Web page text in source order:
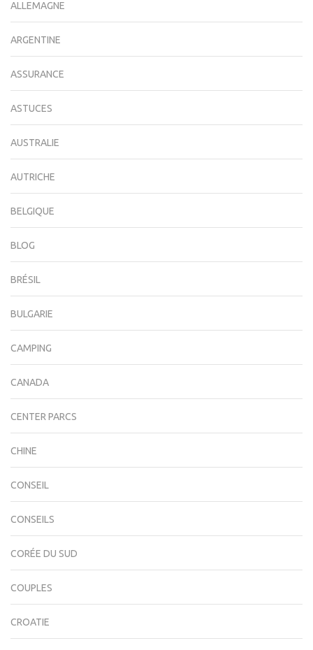
ALLEMAGNE
ARGENTINE
ASSURANCE
ASTUCES
AUSTRALIE
AUTRICHE
BELGIQUE
BLOG
BRÉSIL
BULGARIE
CAMPING
CANADA
CENTER PARCS
CHINE
CONSEIL
CONSEILS
CORÉE DU SUD
COUPLES
CROATIE